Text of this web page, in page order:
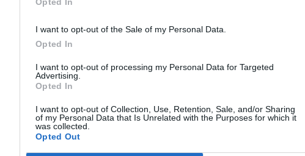
I want to opt-out of the Sale of my Personal Data.
Opted In
I want to opt-out of processing my Personal Data for Targeted
Advertising.
Opted In
I want to opt-out of Collection, Use, Retention, Sale, and/or Sharing
of my Personal Data that Is Unrelated with the Purposes for which it
was collected.
Opted Out
javakkal kíméled a Földet az ellátási lánc környezetszennyező